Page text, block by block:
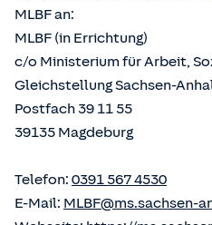
MLBF an:
MLBF (in Errichtung)
c/o Ministerium für Arbeit,
Gleichstellung Sachsen-
Postfach 39 11 55
39135 Magdeburg
Telefon: 0391 567 4530
E-Mail: MLBF@ms.sachsen-